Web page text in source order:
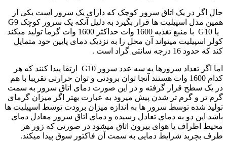
حال اگر در یک اتاق سرور کوچک که دارای یک سرور است یکی از
همین مدل اسپیلیت ها قرار بگیرد به دلیل آنکه یک سرور کوچک G9
یا G10 با منبع تغذیه 1600 وات حداکثر 1600 وات گرما تولید میکند
کولر اسپیلیت میتواند آن محل را به نزدیک دمای پایین خود متمایل
کند که حدود 16 درجه سانتی گراد است .
اما اگر تعداد سرورها یه سه عدد سرور G10 ارتقا پیدا کنند که هر
کدام 1600 وات هستند آنجا توان برودتی و توان حرارتی تقریبا با هم
در یک سطح قرار گرفته و در این صورت دمای اتاق سرور به سمت
گرم تر و گرم تر شدن پیش میرود به عبارت بهتر اگر میزان گرمای
تولید شده توسط سرور ها به اندازه میزان برودت توسط اسپیلیت ها
باشد این دو به دمای تعادل رسیده و دمای اتاق سرور معادل دمای
محیط اطراف یا هوای بیرون اتاق میشود در صورتی که زور هر
طرف بچربد شرایط دمایی به سمت آن فاکتور سوق پیدا میکند.